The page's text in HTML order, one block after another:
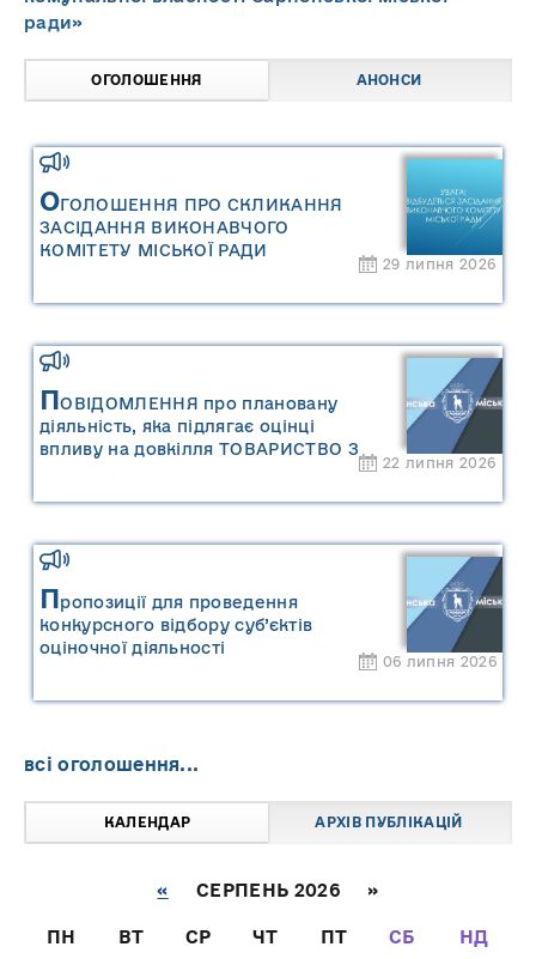
ради»
ОГОЛОШЕННЯ АНОНСИ
ОГОЛОШЕННЯ ПРО СКЛИКАННЯ
ЗАСІДАННЯ ВИКОНАВЧОГО
КОМІТЕТУ МІСЬКОЇ РАДИ
29 липня 2026
ПОВІДОМЛЕННЯ про плановану
діяльність, яка підлягає оцінці
впливу на довкілля ТОВАРИСТВО З
22 липня 2026
Пропозиції для проведення
конкурсного відбору суб’єктів
оціночної діяльності
06 липня 2026
всі оголошення...
КАЛЕНДАР АРХІВ ПУБЛІКАЦІЙ
« СЕРПЕНЬ 2026 »
ПН ВТ СР ЧТ ПТ СБ
НД